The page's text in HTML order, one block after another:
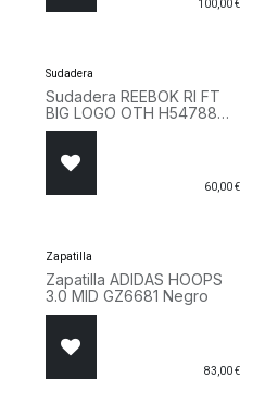
100,00€
Sudadera
Sudadera REEBOK RI FT
BIG LOGO OTH H54788
Negro
60,00€
Zapatilla
Zapatilla ADIDAS HOOPS
3.0 MID GZ6681 Negro
83,00€